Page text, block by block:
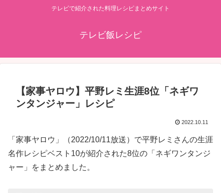
テレビで紹介された料理レシピまとめサイト
テレビ飯レシピ
【家事ヤロウ】平野レミ生涯8位「ネギワ
ンタンジャー」レシピ
2022.10.11
「家事ヤロウ」（2022/10/11放送）で平野レミさんの生涯
名作レシピベスト10が紹介された8位の「ネギワンタンジ
ャー」をまとめました。